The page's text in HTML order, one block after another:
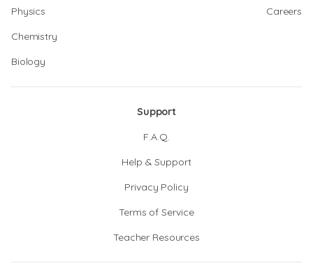
Physics
Chemistry
Biology
Careers
Support
F.A.Q.
Help & Support
Privacy Policy
Terms of Service
Teacher Resources